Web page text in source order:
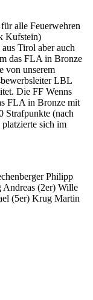
alle Feuerwehren
Kufstein)
Tirol aber auch
das FLA in Bronze
von unserem
LBL
Die FF Wenns
FLA in Bronze mit
Strafpunkte (nach
sich im
Philipp
(2er) Wille
(5er) Krug Martin